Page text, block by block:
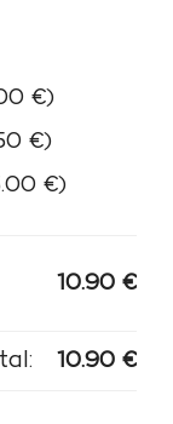
€)
€)
€)
10.90 €
10.90 €